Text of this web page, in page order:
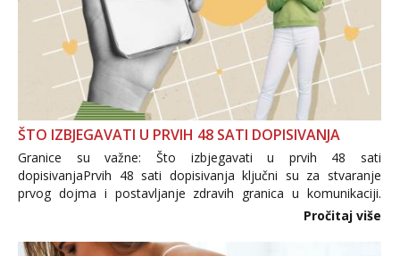
ŠTO IZBJEGAVATI U PRVIH 48 SATI DOPISIVANJA
Granice su važne: Što izbjegavati u prvih 48 sati
dopisivanjaPrvih 48 sati dopisivanja ključni su za stvaranje
prvog dojma i postavljanje zdravih granica u komunikaciji.
Važno je izbjeći prebrzo otkrivanje osobnih ili intimnih
informacija, jer nepoznata osoba još nije zaslužila to
povjerenje. Takođe...
Pročitaj više